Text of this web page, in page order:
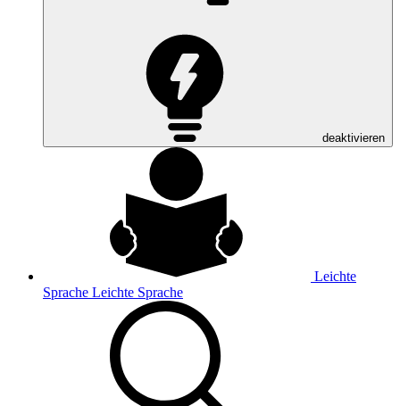
deaktivieren
Leichte
Sprache Leichte Sprache